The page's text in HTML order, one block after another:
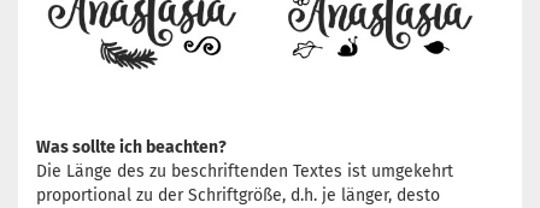
Was sollte ich beachten?
Die Länge des zu beschriftenden Textes ist umgekehrt
proportional zu der Schriftgröße, d.h. je länger, desto